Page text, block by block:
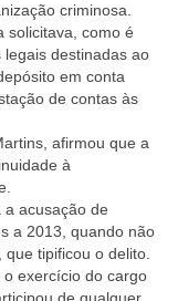
criminosa.
solicitava, como é
destinadas ao
em conta
de contas às
afirmou que a
à
acusação de
a 2013, quando não
tipificou o delito.
exercício do cargo